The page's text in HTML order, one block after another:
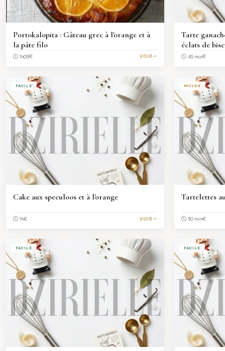
Portokalopita : Gâteau grec à l'orange et à
la pâte filo
1h05€ VOIR
Tarte
éclats de
45 min€
FACILE
Cake aux speculoos et à l'orange
1h€ VOIR
MOYEN
Tartelettes
50 min€
FACILE FACILE